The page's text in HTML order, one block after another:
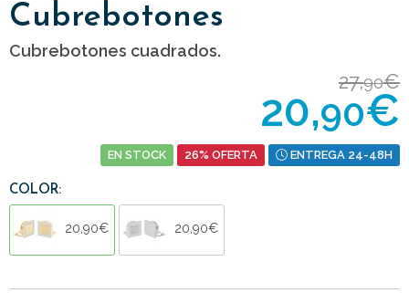
Cubrebotones
Cubrebotones cuadrados.
27,90€
20,90€
EN STOCK 26% OFERTA ENTREGA 24-48H
COLOR:
20,90€ 20,90€